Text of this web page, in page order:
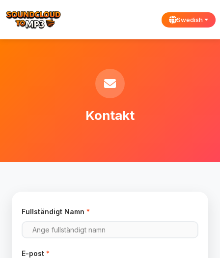
Swedish
Kontakt
Fullständigt Namn *
E-post *